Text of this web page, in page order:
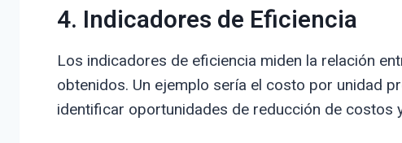
4. Indicadores de Eficiencia
Los indicadores de eficiencia miden la relación
obtenidos. Un ejemplo sería el costo por unidad
identificar oportunidades de reducción de costos